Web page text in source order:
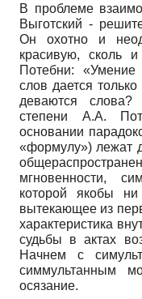
В проблеме
Выготский -
Он охотно и
красивую, сколь
Потебни: «Умение
слов дается
деваются
степени А.А.
основании
«формулу») лежат
мгновенности,
которой якобы
вытекающее из
характеристика
судьбы в актах
Начнем с
симмультанным
осязание.